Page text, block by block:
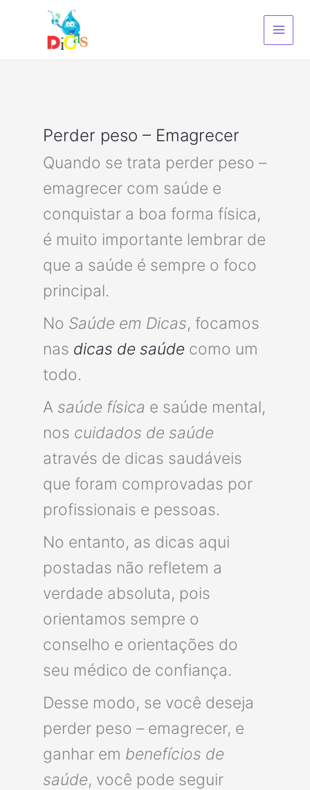
Perder peso – Emagrecer
Quando se trata perder peso –
emagrecer com saúde e
conquistar a boa forma física,
é muito importante lembrar de
que a saúde é sempre o foco
principal.
No Saúde em Dicas, focamos
nas dicas de saúde como um
todo.
A saúde física e saúde mental,
nos cuidados de saúde
através de dicas saudáveis
que foram comprovadas por
profissionais e pessoas.
No entanto, as dicas aqui
postadas não refletem a
verdade absoluta, pois
orientamos sempre o
conselho e orientações do
seu médico de confiança.
Desse modo, se você deseja
perder peso – emagrecer, e
ganhar em benefícios de
saúde, você pode seguir